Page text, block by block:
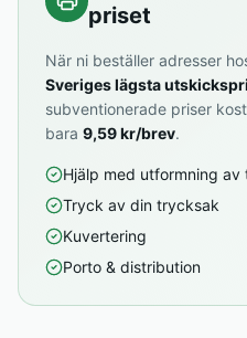
priset
När ni beställer adresser
Sveriges lägsta
subventionerade priser
bara 9,59 kr/brev.
Hjälp med utformning av
Tryck av din trycksak
Kuvertering
Porto & distribution